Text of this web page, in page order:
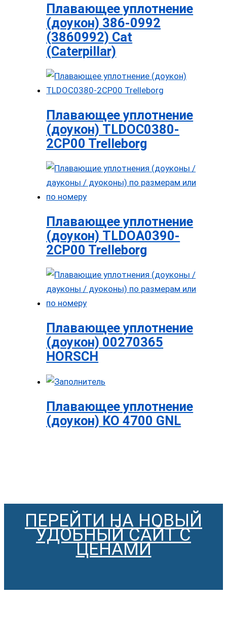
Плавающее уплотнение
(доукон) 386-0992
(3860992) Cat
(Caterpillar)
Плавающее уплотнение
(доукон) TLDOC0380-
2CP00 Trelleborg
Плавающее уплотнение
(доукон) TLDOA0390-
2CP00 Trelleborg
Плавающее уплотнение
(доукон) 00270365
HORSCH
Плавающее уплотнение
(доукон) KO 4700 GNL
ПЕРЕЙТИ НА НОВЫЙ
УДОБНЫЙ САЙТ С
ЦЕНАМИ